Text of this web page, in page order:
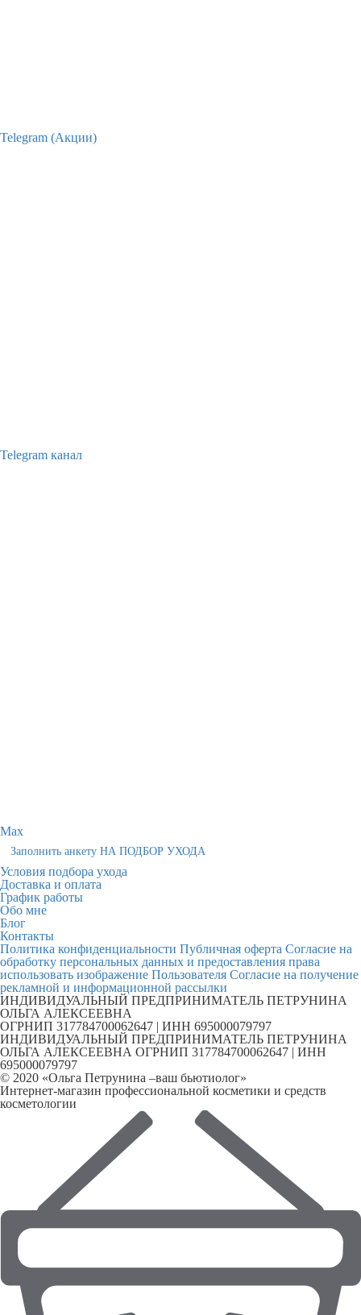
Telegram (Акции)
Telegram канал
Max
Заполнить анкету НА ПОДБОР УХОДА
Условия подбора ухода
Доставка и оплата
График работы
Обо мне
Блог
Контакты
Политика конфиденциальности Публичная оферта Согласие на
обработку персональных данных и предоставления права
использовать изображение Пользователя Согласие на получение
рекламной и информационной рассылки
ИНДИВИДУАЛЬНЫЙ ПРЕДПРИНИМАТЕЛЬ ПЕТРУНИНА
ОЛЬГА АЛЕКСЕЕВНА
ОГРНИП 317784700062647 | ИНН 695000079797
ИНДИВИДУАЛЬНЫЙ ПРЕДПРИНИМАТЕЛЬ ПЕТРУНИНА
ОЛЬГА АЛЕКСЕЕВНА ОГРНИП 317784700062647 | ИНН
695000079797
© 2020 «Ольга Петрунина –ваш бьютиолог»
Интернет-магазин профессиональной косметики и средств
косметологии